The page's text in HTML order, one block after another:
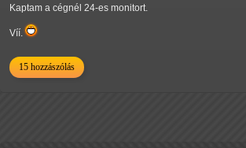
Kaptam a cégnél 24-es monitort.
Víí.
15 hozzászólás